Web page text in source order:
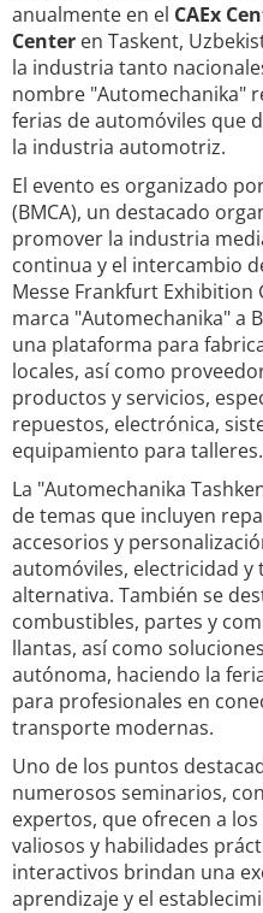
anualmente en el CAEx
Center en Taskent,
la industria tanto
nombre "Automechanika"
ferias de automóviles que
la industria automotriz.
El evento es organizado
(BMCA), un destacado
promover la industria
continua y el intercambio
Messe Frankfurt Exhibition
marca "Automechanika" a
una plataforma para
locales, así como
productos y servicios,
repuestos, electrónica,
equipamiento para talleres.
La "Automechanika
de temas que incluyen
accesorios y
automóviles, electricidad
alternativa. También se
combustibles, partes y
llantas, así como
autónoma, haciendo la
para profesionales en
transporte modernas.
Uno de los puntos
numerosos seminarios,
expertos, que ofrecen a
valiosos y habilidades
interactivos brindan una
aprendizaje y el